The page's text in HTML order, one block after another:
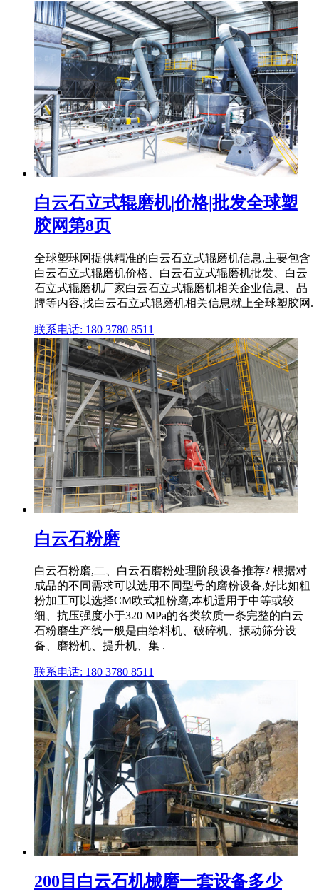
白云石立式辊磨机|价格|批发全球塑
胶网第8页
全球塑球网提供精准的白云石立式辊磨机信息,主要包含
白云石立式辊磨机价格、白云石立式辊磨机批发、白云
石立式辊磨机厂家白云石立式辊磨机相关企业信息、品
牌等内容,找白云石立式辊磨机相关信息就上全球塑胶网.
联系电话: 180 3780 8511
白云石粉磨
白云石粉磨,二、白云石磨粉处理阶段设备推荐? 根据对
成品的不同需求可以选用不同型号的磨粉设备,好比如粗
粉加工可以选择CM欧式粗粉磨,本机适用于中等或较
细、抗压强度小于320 MPa的各类软质一条完整的白云
石粉磨生产线一般是由给料机、破碎机、振动筛分设
备、磨粉机、提升机、集 .
联系电话: 180 3780 8511
200目白云石机械磨一套设备多少